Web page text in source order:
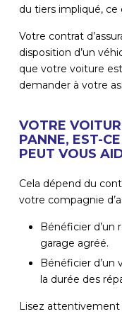
du tiers impliqué, ce
Votre contrat
disposition d’un
que votre voiture
demander à votre
VOTRE
PANNE, EST-
PEUT VOUS
Cela dépend du
votre compagnie
Bénéficier d’un
garage agréé.
Bénéficier
la durée des
Lisez attentivement